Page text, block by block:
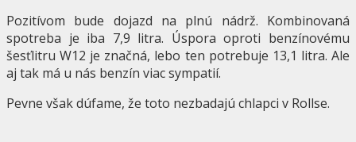
Pozitívom bude dojazd na plnú nádrž. Kombinovaná
spotreba je iba 7,9 litra. Úspora oproti benzínovému
šesťlitru W12 je značná, lebo ten potrebuje 13,1 litra. Ale
aj tak má u nás benzín viac sympatií.
Pevne však dúfame, že toto nezbadajú chlapci v Rollse.